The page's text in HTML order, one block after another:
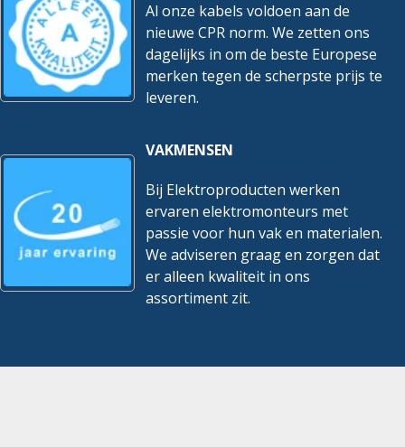
Al onze kabels voldoen aan de
nieuwe CPR norm. We zetten ons
dagelijks in om de beste Europese
merken tegen de scherpste prijs te
leveren.
VAKMENSEN
Bij Elektroproducten werken
ervaren elektromonteurs met
passie voor hun vak en materialen.
We adviseren graag en zorgen dat
er alleen kwaliteit in ons
assortiment zit.